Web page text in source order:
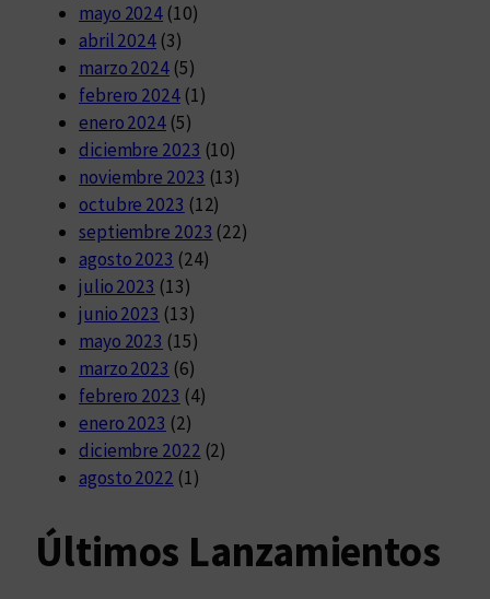
mayo 2024 (10)
abril 2024 (3)
marzo 2024 (5)
febrero 2024(1)
enero 2024 (5)
diciembre 2023 (10)
noviembre 2023 (13)
octubre 2023 (12)
septiembre 2023 (22)
agosto 2023 (24)
julio 2023 (13)
junio 2023 (13)
mayo 2023 (15)
marzo 2023 (6)
febrero 2023 (4)
enero 2023 (2)
diciembre 2022 (2)
agosto 2022 (1)
Últimos Lanzamientos